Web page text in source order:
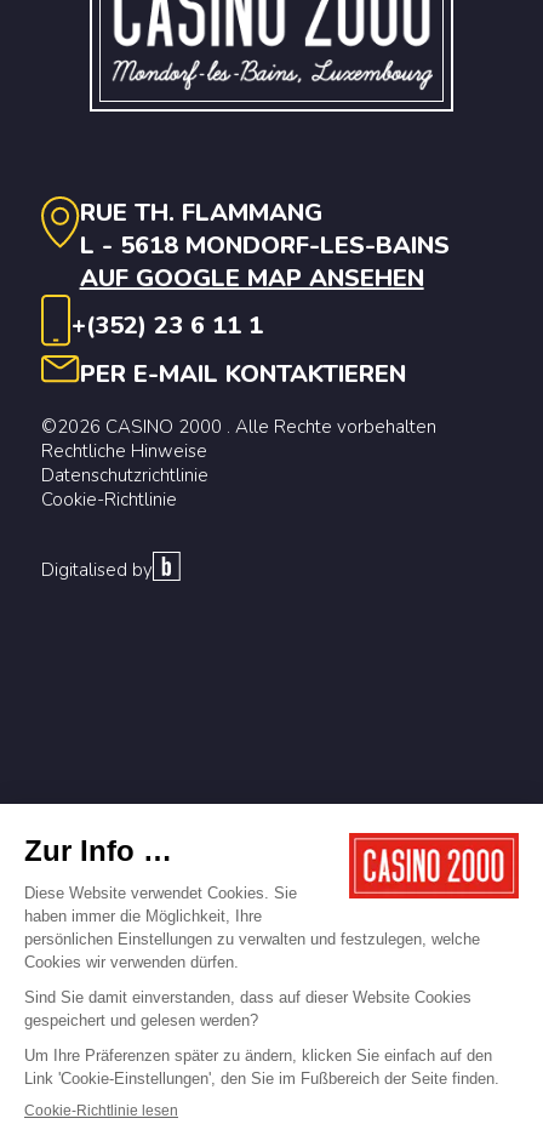
RUE TH. FLAMMANG
L - 5618 MONDORF-LES-BAINS
AUF GOOGLE MAP ANSEHEN
+(352) 23 6 11 1
PER E-MAIL KONTAKTIEREN
©2026 CASINO 2000 . Alle Rechte vorbehalten
Rechtliche Hinweise
Datenschutzrichtlinie
Cookie-Richtlinie
Digitalised by